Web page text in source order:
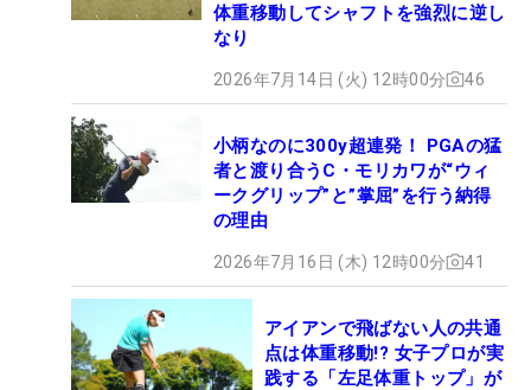
体重移動してシャフトを強烈に逆し
なり
2026年7月14日 (火) 12時00分 46
小柄なのに300y超連発！ PGAの猛
者と渡り合うC・モリカワが“ウィ
ークグリップ”と”掌屈”を行う納得
の理由
2026年7月16日 (木) 12時00分 41
アイアンで飛ばない人の共通
点は体重移動!? 女子プロが実
践する「左足体重トップ」が